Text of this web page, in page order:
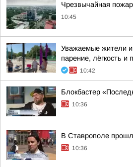
Чрезвычайная
10:45
Уважаемые жители и
парение, лёгкость
10:42
Блокбастер
10:36
В Ставрополе
10:36